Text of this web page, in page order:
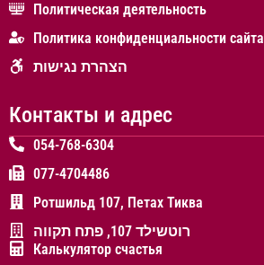
Политическая деятельность
Политика конфиденциальности сайта
הצהרת נגישות
Контакты и адрес
054-768-6304
077-4704486
Ротшильд 107, Петах Тиква
רוטשילד 107, פתח תקווה
Калькулятор счастья